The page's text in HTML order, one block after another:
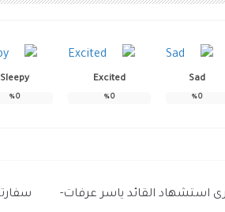
Sad
0
%
Excited
0
%
Sleepy
0
%
استشهاد القائد ياسر عرفات-